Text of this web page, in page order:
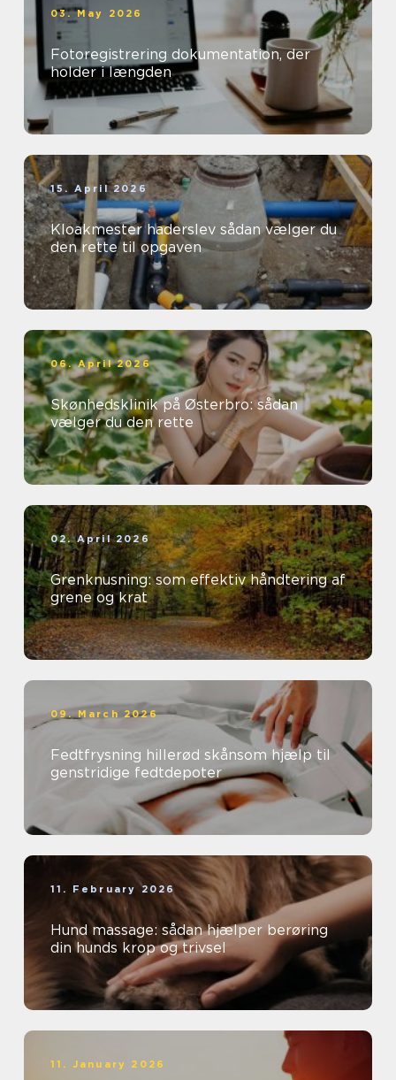
03. May 2026
Fotoregistrering dokumentation, der
holder i længden
15. April 2026
Kloakmester haderslev sådan vælger du
den rette til opgaven
06. April 2026
Skønhedsklinik på Østerbro: sådan
vælger du den rette
02. April 2026
Grenknusning: som effektiv håndtering af
grene og krat
09. March 2026
Fedtfrysning hillerød skånsom hjælp til
genstridige fedtdepoter
11. February 2026
Hund massage: sådan hjælper berøring
din hunds krop og trivsel
11. January 2026